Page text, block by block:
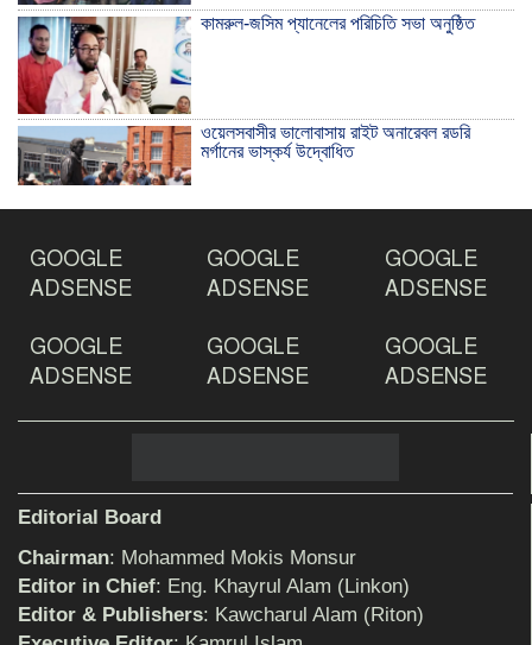
কামরুল-জসিম প্যানেলের পরিচিতি সভা অনুষ্ঠিত
ওয়েলসবাসীর ভালোবাসায় রাইট অনারেবল রডরি
মর্গানের ভাস্কর্য উদ্বোধিত
দেশ রক্ষায় প্রগতিশীল সাংবাদিকদের ভুমিকা গুরুত্বপূর্ণ
-মহিবুল হাসান চৌধুরী
শিক্ষিকার ওপর হামলাকারীদের গ্রেফতারের দাবিতে
মানববন্ধন অনুষ্ঠিত
GOOGLE
ADSENSE
GOOGLE
ADSENSE
GOOGLE
ADSENSE
GOOGLE
ADSENSE
GOOGLE
ADSENSE
GOOGLE
ADSENSE
Editorial Board
Chairman: Mohammed Mokis Monsur
Editor in Chief: Eng. Khayrul Alam (Linkon)
Editor & Publishers: Kawcharul Alam (Riton)